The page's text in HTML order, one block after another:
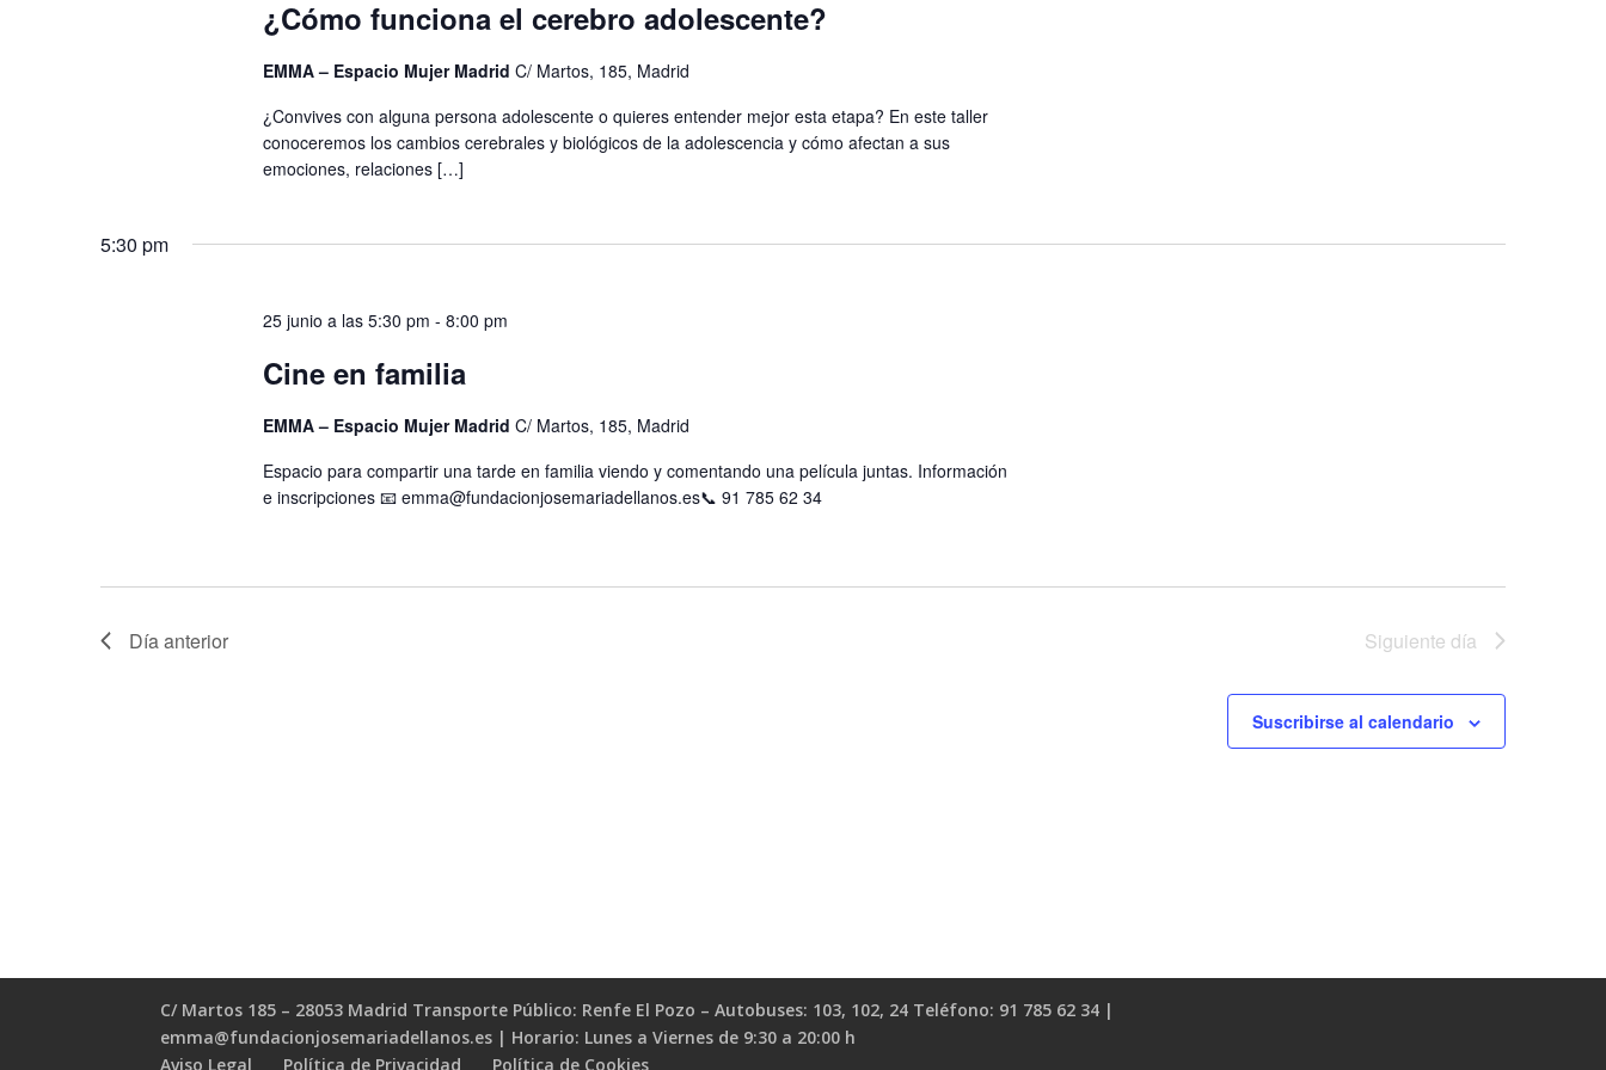
¿Cómo funciona el cerebro adolescente?
EMMA – Espacio Mujer Madrid C/ Martos, 185, Madrid
¿Convives con alguna persona adolescente o quieres entender mejor esta etapa? En este taller
conoceremos los cambios cerebrales y biológicos de la adolescencia y cómo afectan a sus
emociones, relaciones […]
5:30 pm
25 junio a las 5:30 pm - 8:00 pm
Cine en familia
EMMA – Espacio Mujer Madrid C/ Martos, 185, Madrid
Espacio para compartir una tarde en familia viendo y comentando una película juntas. Información
e inscripciones 📧 emma@fundacionjosemariadellanos.es📞 91 785 62 34
Día anterior Siguiente día
Suscribirse al calendario
C/ Martos 185 – 28053 Madrid Transporte Público: Renfe El Pozo – Autobuses: 103, 102, 24 Teléfono: 91 785 62 34 |
emma@fundacionjosemariadellanos.es | Horario: Lunes a Viernes de 9:30 a 20:00 h
Aviso Legal
Política de Privacidad Política de Cookies